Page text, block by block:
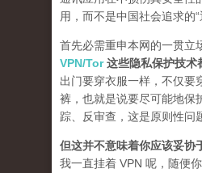
用，而不是中国社会追求的“
首先必需重申本网的一贯立
VPN/Tor这些隐私保护技术
出门要穿衣服一样，不仅要
裤，也就是说要尽可能地保
踪、反审查，这是原则性问
但这并不意味着你应该妥协
我一直挂着 VPN 呢，随便